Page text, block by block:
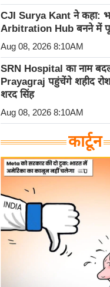
CJI Surya Kant ने कहा:
Arbitration Hub बनने में
Aug 08, 2026 8:10AM
SRN Hospital का नाम
Prayagraj पहुंचेंगे शहीद
शरद सिंह
Aug 08, 2026 8:10AM
कार्टून